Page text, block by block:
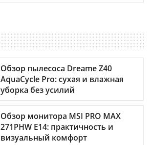
Обзор пылесоса Dreame Z40
AquaCycle Pro: сухая и влажная
уборка без усилий
Обзор монитора MSI PRO MAX
271PHW E14: практичность и
визуальный комфорт